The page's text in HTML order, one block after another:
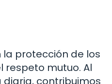
la protección de los
respeto mutuo. Al
contribuimos